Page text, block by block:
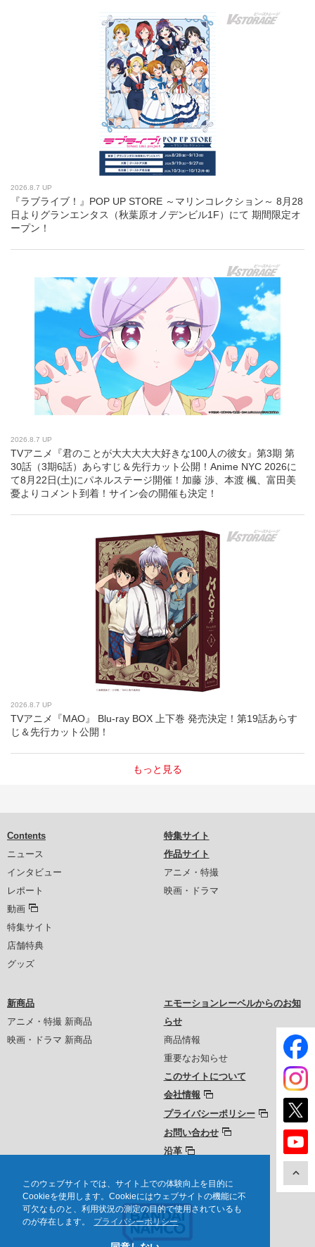
このウェブサイトでは、サイト上での体験向上を目的に
Cookieを使用します。Cookieにはウェブサイトの機能に不
可欠なものと、利用状況の測定の目的で使用されているも
のが存在します。
プライバシーポリシー
2026.8.7 UP
『ラブライブ！』POP UP STORE ～マリンコレクション～ 8月28
日よりグランエンタス（秋葉原オノデンビル1F）にて 期間限定オ
ープン！
2026.8.7 UP
TVアニメ『君のことが大大大大大好きな100人の彼女』第3期 第
30話（3期6話）あらすじ＆先行カット公開！Anime NYC 2026に
て8月22日(土)にパネルステージ開催！加藤 渉、本渡 楓、富田美
憂よりコメント到着！サイン会の開催も決定！
2026.8.7 UP
TVアニメ『MAO』 Blu-ray BOX 上下巻 発売決定！第19話あらす
じ＆先行カット公開！
もっと見る
Contents
ニュース
インタビュー
レポート
動画
特集サイト
店舗特典
グッズ
特集サイト
作品サイト
アニメ・特撮
映画・ドラマ
新商品
アニメ・特撮 新商品
映画・ドラマ 新商品
エモーションレーベルからのお知
らせ
商品情報
重要なお知らせ
このサイトについて
会社情報
プライバシーポリシー
お問い合わせ
沿革